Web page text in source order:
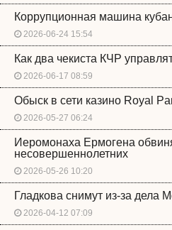
Коррупционная машина
2026-06-24 15:54
Как два чекиста КЧР
2026-06-17 08:59
Обыск в сети казино Royal
2026-05-27 06:24
Иеромонаха Ермогена
несовершеннолетних
2026-05-26 10:20
Гладкова снимут из-за дела
2026-04-12 07:09